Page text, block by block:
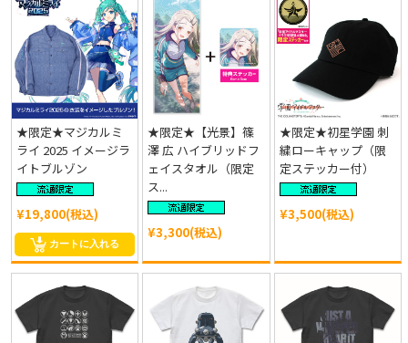
★限定★マジカルミ
ライ 2025 イメージラ
イトブルゾン
¥19,800(税込)
カートに入れる
★限定★【光景】篠
澤 広 ハイブリッドフ
ェイスタオル（限定
ス...
¥3,300(税込)
★限定★初星学園 刺
繍ローキャップ（限
定ステッカー付）
¥3,500(税込)